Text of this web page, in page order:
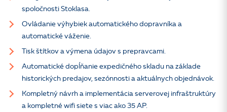
spoločnosti Stoklasa.
Ovládanie výhybiek automatického dopravníka a
automatické váženie.
Tisk štítkov a výmena údajov s prepravcami.
Automatické dopĺňanie expedičného skladu na základe
historických predajov, sezónnosti a aktuálnych objednávok.
Kompletný návrh a implementácia serverovej infraštruktúry
a kompletné wifi siete s viac ako 35 AP.